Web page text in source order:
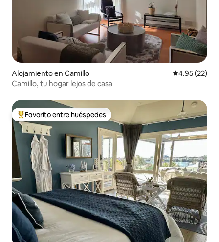
Alojamiento en Camillo Calificación
4.95 (22)
Camillo, tu hogar lejos de casa
Favorito entre huéspedes preferido
Favorito entre huéspedes